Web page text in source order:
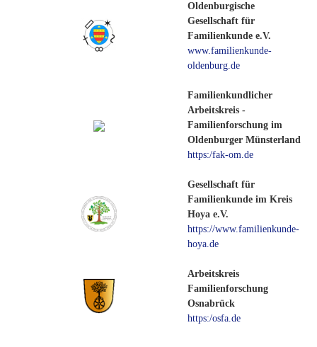
Oldenburgische
Gesellschaft für
Familienkunde e.V.
www.familienkunde-
oldenburg.de
Familienkundlicher
Arbeitskreis -
Familienforschung im
Oldenburger Münsterland
https:/fak-om.de
Gesellschaft für
Familienkunde im Kreis
Hoya e.V.
https://www.familienkunde-
hoya.de
Arbeitskreis
Familienforschung
Osnabrück
https:/osfa.de